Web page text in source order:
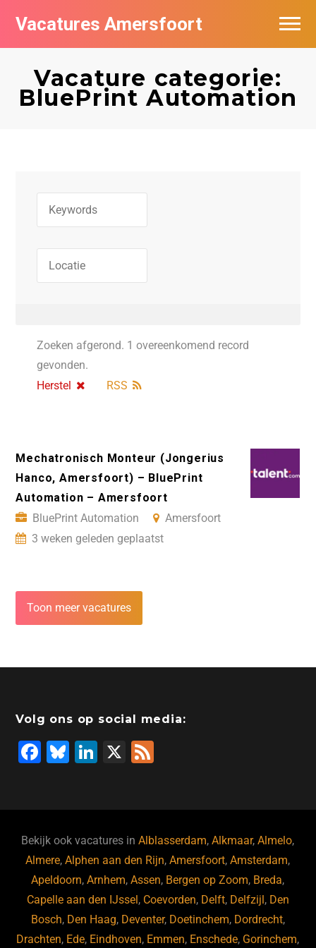
Vacatures Amersfoort
Vacature categorie:
BluePrint Automation
Zoeken afgerond. 1 overeenkomend record
gevonden.
Herstel
RSS
Mechatronisch Monteur (Jongerius
Hanco, Amersfoort) – BluePrint
Automation – Amersfoort
BluePrint Automation
Amersfoort
3 weken geleden geplaatst
Toon meer vacatures
Volg ons op social media:
F
b
o
o
k
Bl
ky
Li
dI
n
X
Bekijk ook vacatures inAlblasserdam,Alkmaar,Almelo,
Almere,Alphen aan den Rijn,Amersfoort,Amsterdam,
Apeldoorn,Arnhem,Assen, Bergen op Zoom, Breda,
Capelle aan den IJssel , Coevorden, Delft, Delfzijl , Den
Bosch, Den Haag, Deventer, Doetinchem, Dordrecht,
Drachten, Ede, Eindhoven, Emmen, Enschede, Gorinchem,
Vacatures per bedrijf
De populairste vacatures in Amersfoort